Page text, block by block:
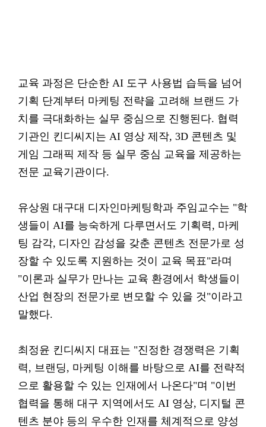
교육 과정은 단순한 AI 도구 사용법 습득을 넘어
기획 단계부터 마케팅 전략을 고려해 브랜드 가
치를 극대화하는 실무 중심으로 진행된다. 협력
기관인 킨디씨지는 AI 영상 제작, 3D 콘텐츠 및
게임 그래픽 제작 등 실무 중심 교육을 제공하는
전문 교육기관이다.
유상원 대구대 디자인마케팅학과 주임교수는 "학
생들이 AI를 능숙하게 다루면서도 기획력, 마케
팅 감각, 디자인 감성을 갖춘 콘텐츠 전문가로 성
장할 수 있도록 지원하는 것이 교육 목표"라며
"이론과 실무가 만나는 교육 환경에서 학생들이
산업 현장의 전문가로 변모할 수 있을 것"이라고
말했다.
최정윤 킨디씨지 대표는 "진정한 경쟁력은 기획
력, 브랜딩, 마케팅 이해를 바탕으로 AI를 전략적
으로 활용할 수 있는 인재에서 나온다"며 "이번
협력을 통해 대구 지역에서도 AI 영상, 디지털 콘
텐츠 분야 등의 우수한 인재를 체계적으로 양성